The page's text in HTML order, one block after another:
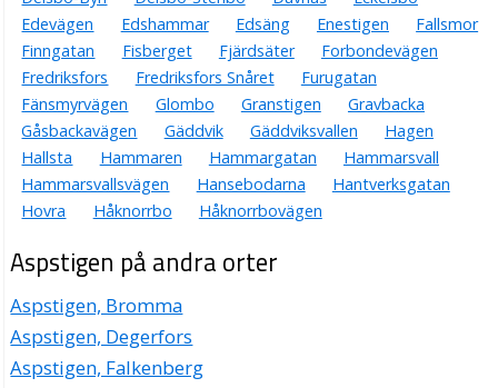
Edevägen
Edshammar Edsäng Enestigen
Fallsmor
Finngatan
Fisberget Fjärdsäter
Forbondevägen
Fredriksfors
Fredriksfors Snåret
Furugatan
Fänsmyrvägen
Glombo Granstigen
Gravbacka
Gåsbackavägen
Gäddvik Gäddviksvallen
Hagen
Hallsta
Hammaren Hammargatan
Hammarsvall
Hammarsvallsvägen
Hansebodarna
Hantverksgatan
Hovra
Håknorrbo Håknorrbovägen
Aspstigen på andra orter
Aspstigen, Bromma
Aspstigen, Degerfors
Aspstigen, Falkenberg